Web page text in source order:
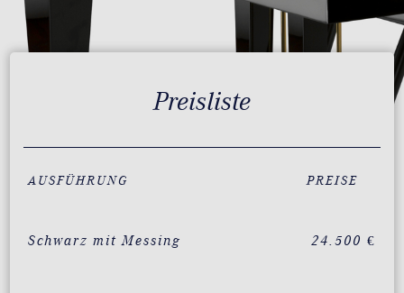
Preisliste
AUSFÜHRUNG PREISE
Schwarz mit Messing 24.500 €